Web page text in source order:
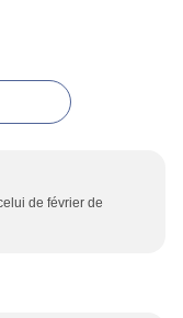
de février de